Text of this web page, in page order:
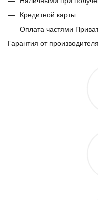
Кредитной карты
Оплата частями
Гарантия от